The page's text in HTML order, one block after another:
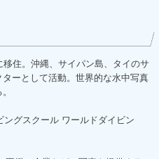
住。沖縄、サイパン島、タイのサ
ーとして活動。世界的な水中写真
グスクール ワールドダイビン